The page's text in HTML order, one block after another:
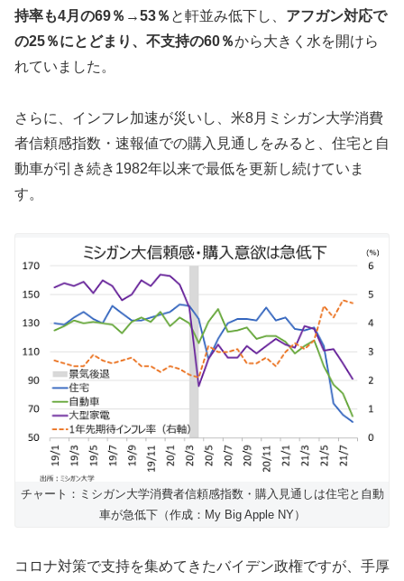
持率も4月の69％→53％ と軒並み低下し、 アフガン対応で
の25％にとどまり、不支持の60％から大きく水を開けら
れていました。
さらに、インフレ加速が災いし、米8月ミシガン大学消費
者信頼感指数・速報値での購入見通しをみると、住宅と自
動車が引き続き1982年以来で最低を更新し続けていま
す。
チャート：ミシガン大学消費者信頼感指数・購入見通しは住宅と自動
車が急低下（作成：My Big Apple NY）
コロナ対策で支持を集めてきたバイデン政権ですが、手厚